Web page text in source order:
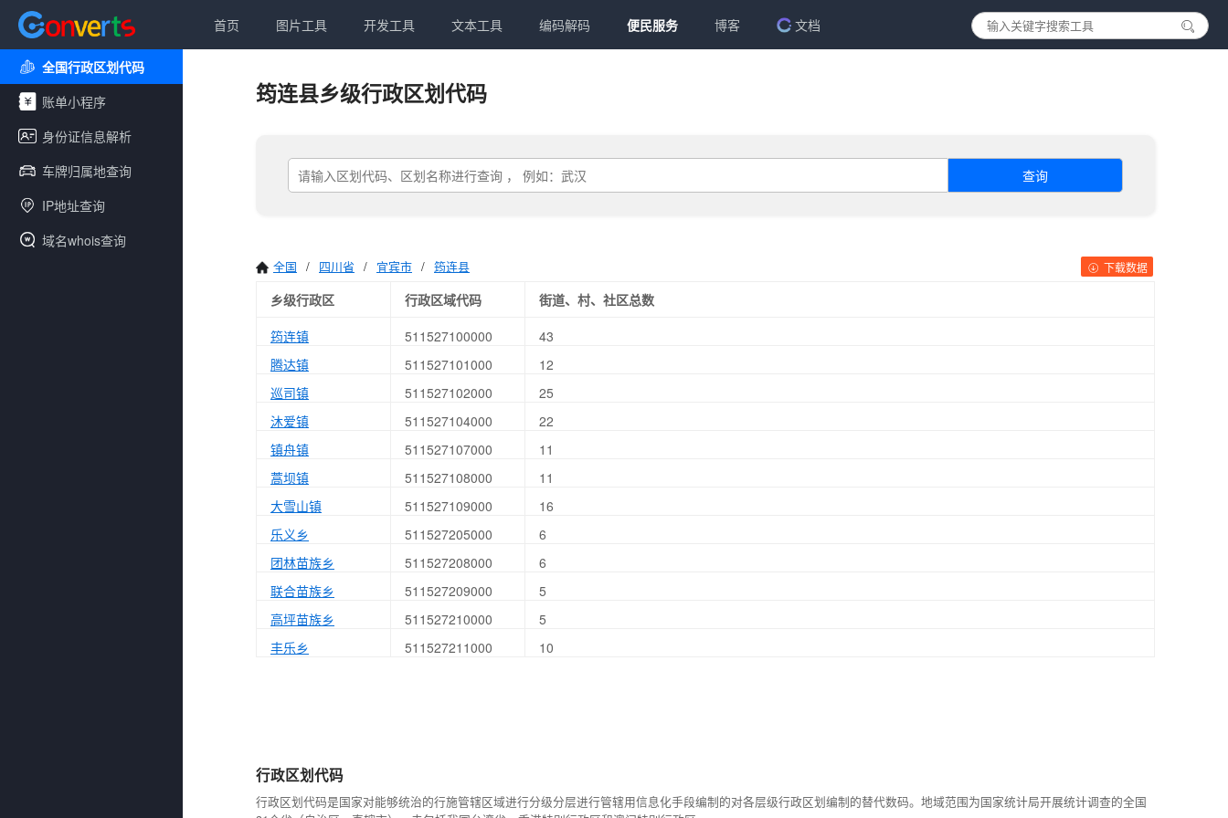
首页 图片工具 开发工具 文本工具 编码解码 便民服务 博客 文档
全国行政区划代码
账单小程序
身份证信息解析
车牌归属地查询
IP地址查询
域名whois查询
筠连县乡级行政区划代码
查询
全国 / 四川省 / 宜宾市 / 筠连县 下载数据
乡级行政区 行政区域代码
街道、村、社区总数
筠连镇
511527100000
43
腾达镇
511527101000
12
巡司镇
511527102000
25
沐爱镇
511527104000
22
镇舟镇
511527107000
11
蒿坝镇
511527108000
11
大雪山镇
511527109000
16
乐义乡
511527205000
6
团林苗族乡
511527208000
6
联合苗族乡
511527209000
5
高坪苗族乡
511527210000
5
丰乐乡
511527211000 10
行政区划代码
行政区划代码是国家对能够统治的行施管辖区域进行分级分层进行管辖用信息化手段编制的对各层级行政区划编制的替代数码。地域范围为国家统计局开展统计调查的全国